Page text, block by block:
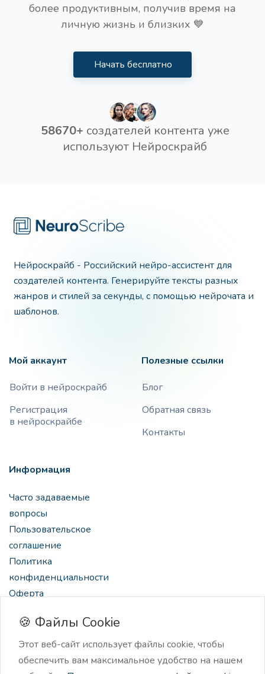
более продуктивным, получив время на
личную жизнь и близких 💙
Начать бесплатно
58670+ создателей контента уже
используют Нейроскрайб
Нейроскрайб - Российский нейро-ассистент для
создателей контента. Генерируйте тексты разных
жанров и стилей за секунды, с помощью нейрочата и
шаблонов.
Мой аккаунт
Войти в нейроскрайб
Регистрация
в нейроскрайбе
Полезные ссылки
Блог
Обратная связь
Контакты
Информация
Часто задаваемые
вопросы
Пользовательское
соглашение
Политика
конфиденциальности
Оферта
2024 Нейроскрайб, нейро-ассистент для создателей
🍪 Файлы Cookie
Этот веб-сайт использует файлы cookie, чтобы
обеспечить вам максимальное удобство на нашем